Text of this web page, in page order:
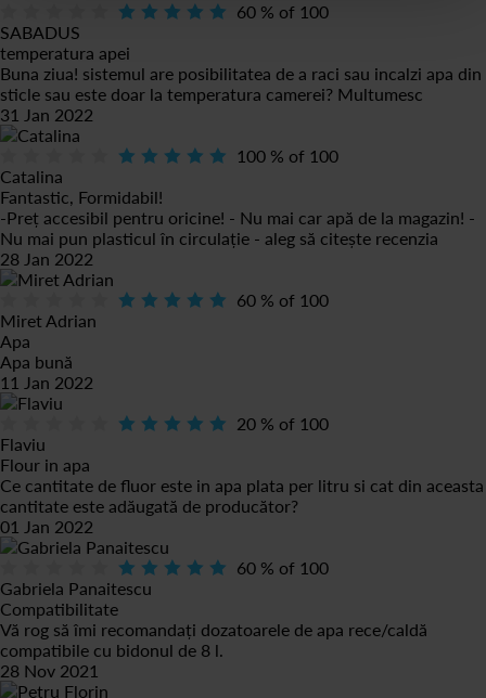
60 % of 100
SABADUS
temperatura apei
Buna ziua! sistemul are posibilitatea de a raci sau incalzi apa din
sticle sau este doar la temperatura camerei? Multumesc
31 Jan 2022
100 % of 100
Catalina
Fantastic, Formidabil!
-Preț accesibil pentru oricine! - Nu mai car apă de la magazin! -
Nu mai pun plasticul în circulație - aleg să citește recenzia
28 Jan 2022
60 % of 100
Miret Adrian
Apa
Apa bună
11 Jan 2022
20 % of 100
Flaviu
Flour in apa
Ce cantitate de fluor este in apa plata per litru si cat din aceasta
cantitate este adăugată de producător?
01 Jan 2022
60 % of 100
Gabriela Panaitescu
Compatibilitate
Vă rog să îmi recomandați dozatoarele de apa rece/caldă
compatibile cu bidonul de 8 l.
28 Nov 2021